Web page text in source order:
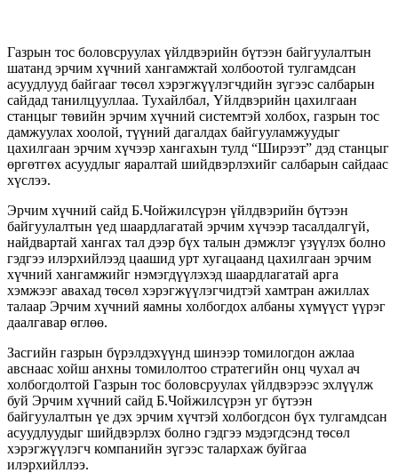
Газрын тос боловсруулах үйлдвэрийн бүтээн байгуулалтын
шатанд эрчим хүчний хангамжтай холбоотой тулгамдсан
асуудлууд байгааг төсөл хэрэгжүүлэгчдийн зүгээс салбарын
сайдад танилцууллаа. Тухайлбал, Үйлдвэрийн цахилгаан
станцыг төвийн эрчим хүчний системтэй холбох, газрын тос
дамжуулах хоолой, түүний дагалдах байгууламжуудыг
цахилгаан эрчим хүчээр хангахын тулд “Ширээт” дэд станцыг
өргөтгөх асуудлыг яаралтай шийдвэрлэхийг салбарын сайдаас
хүслээ.
Эрчим хүчний сайд Б.Чойжилсүрэн үйлдвэрийн бүтээн
байгуулалтын үед шаардлагатай эрчим хүчээр тасалдалгүй,
найдвартай хангах тал дээр бүх талын дэмжлэг үзүүлэх болно
гэдгээ илэрхийлээд цаашид урт хугацаанд цахилгаан эрчим
хүчний хангамжийг нэмэгдүүлэхэд шаардлагатай арга
хэмжээг авахад төсөл хэрэгжүүлэгчидтэй хамтран ажиллах
талаар Эрчим хүчний яамны холбогдох албаны хүмүүст үүрэг
даалгавар өглөө.
Засгийн газрын бүрэлдэхүүнд шинээр томилогдон ажлаа
авснаас хойш анхны томилолтоо стратегийн онц чухал ач
холбогдолтой Газрын тос боловсруулах үйлдвэрээс эхлүүлж
буй Эрчим хүчний сайд Б.Чойжилсүрэн уг бүтээн
байгуулалтын үе дэх эрчим хүчтэй холбогдсон бүх тулгамдсан
асуудлуудыг шийдвэрлэх болно гэдгээ мэдэгдсэнд төсөл
хэрэгжүүлэгч компанийн зүгээс талархаж буйгаа
илэрхийллээ.